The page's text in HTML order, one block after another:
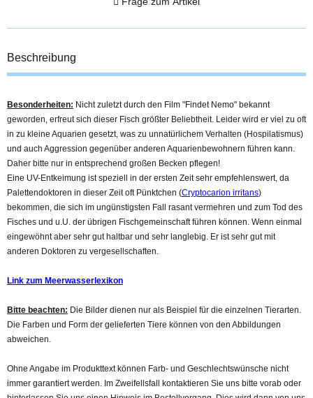
Beschreibung
Besonderheiten: Nicht zuletzt durch den Film "Findet Nemo" bekannt
geworden, erfreut sich dieser Fisch größter Beliebtheit. Leider wird er viel zu oft
in zu kleine Aquarien gesetzt, was zu unnatürlichem Verhalten (Hospilatismus)
und auch Aggression gegenüber anderen Aquarienbewohnern führen kann.
Daher bitte nur in entsprechend großen Becken pflegen!
Eine UV-Entkeimung ist speziell in der ersten Zeit sehr empfehlenswert, da
Palettendoktoren in dieser Zeit oft Pünktchen (Cryptocarion irritans)
bekommen, die sich im ungünstigsten Fall rasant vermehren und zum Tod des
Fisches und u.U. der übrigen Fischgemeinschaft führen können. Wenn einmal
eingewöhnt aber sehr gut haltbar und sehr langlebig. Er ist sehr gut mit
anderen Doktoren zu vergesellschaften.
Link zum Meerwasserlexikon
Bitte beachten: Die Bilder dienen nur als Beispiel für die einzelnen Tierarten.
Die Farben und Form der gelieferten Tiere können von den Abbildungen
abweichen.
Ohne Angabe im Produkttext können Farb- und Geschlechtswünsche nicht
immer garantiert werden. Im Zweifellsfall kontaktieren Sie uns bitte vorab oder